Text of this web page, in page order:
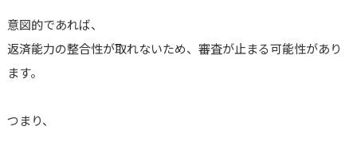
意図的であれば、
返済能力の整合性が取れないため、審査が止まる可能性があり
ます。
つまり、